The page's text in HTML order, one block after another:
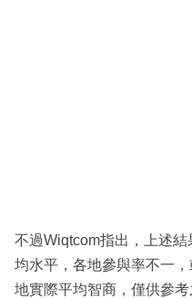
不過Wiqtcom指出，上述
均水平，各地參與率不一
地實際平均智商，僅供參